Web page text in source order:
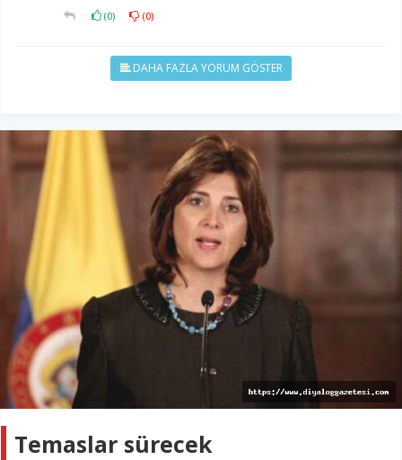
(0) (0)
DAHA FAZLA YORUM GÖSTER
Temaslar sürecek